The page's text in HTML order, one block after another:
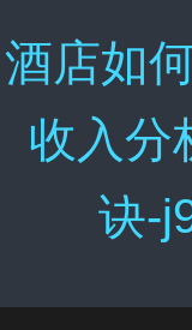
酒店如
收入分
诀-